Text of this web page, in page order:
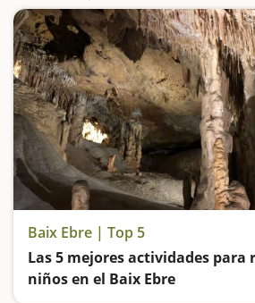
Baix Ebre | Top 5
Las 5 mejores actividades para
niños en el Baix Ebre